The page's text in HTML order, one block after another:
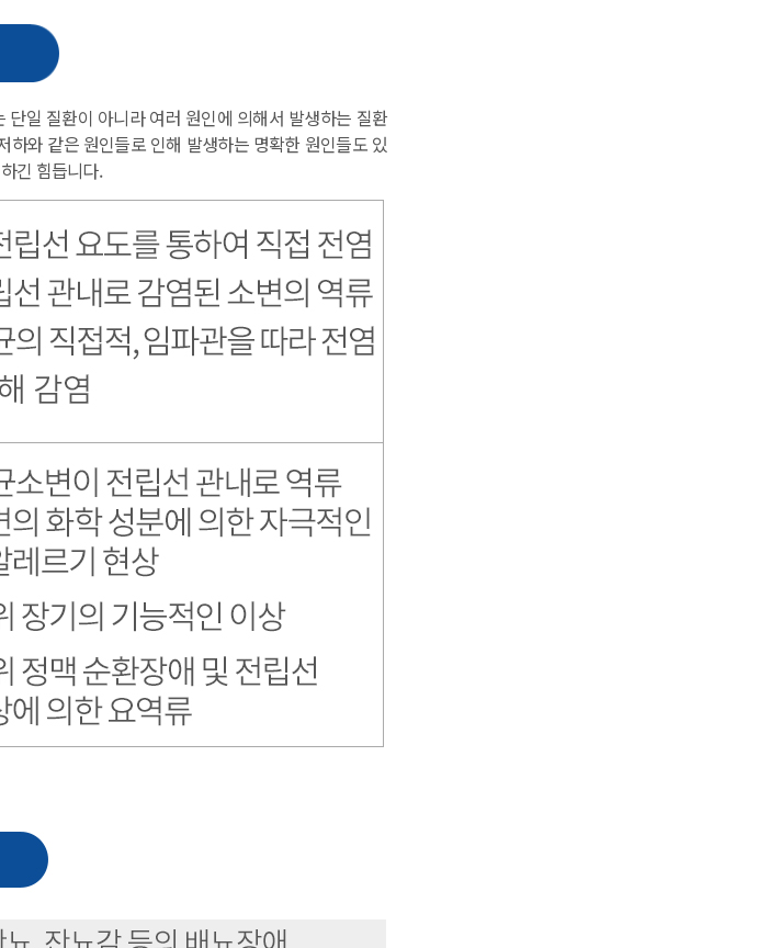
일 질환이 아니라 여러 원인에 의해서 발생하는 질환
하와 같은 원인들로 인해 발생하는 명확한 원인들도 있
긴 힘듭니다.